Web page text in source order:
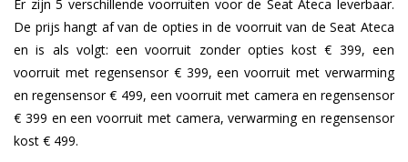
Er zijn 5 verschillende voorruiten voor de Seat Ateca leverbaar.
De prijs hangt af van de opties in de voorruit van de Seat Ateca
en is als volgt: een voorruit zonder opties kost € 399, een
voorruit met regensensor € 399, een voorruit met verwarming
en regensensor € 499, een voorruit met camera en regensensor
€ 399 en een voorruit met camera, verwarming en regensensor
kost € 499.